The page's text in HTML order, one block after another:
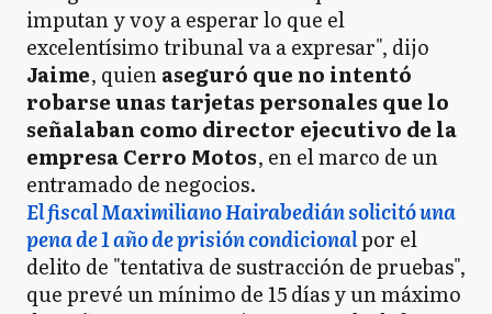
imputan y voy a esperar lo que el
excelentísimo tribunal va a expresar", dijo
Jaime, quienaseguró que no intentó
robarse unas tarjetas personales que lo
señalaban como director ejecutivo de la
empresa Cerro Motos, en el marco de un
entramado de negocios.
El fiscal Maximiliano Hairabedián solicitó una
pena de 1 año de prisión condicionalpor el
delito de "tentativa de sustracción de pruebas",
que prevé un mínimo de 15 días y un máximo